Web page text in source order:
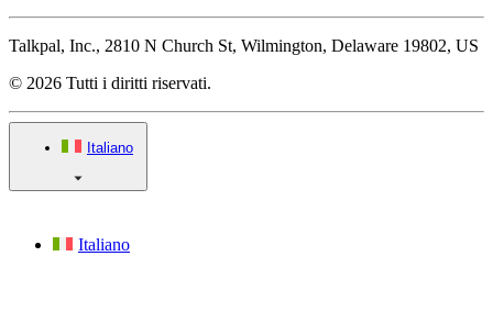
Talkpal, Inc., 2810 N Church St, Wilmington, Delaware 19802, US
© 2026 Tutti i diritti riservati.
Italiano
Italiano